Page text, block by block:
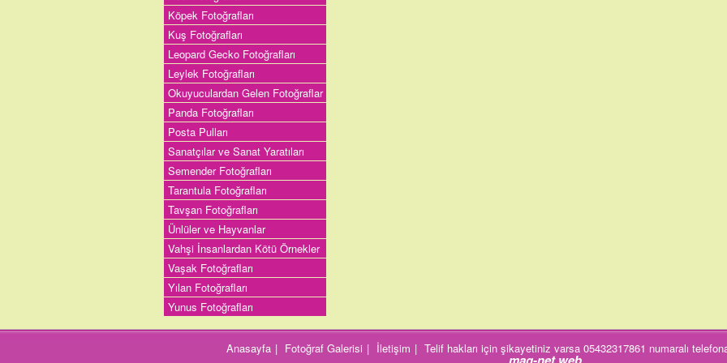
Köpek Fotoğrafları
Kuş Fotoğrafları
Leopard Gecko Fotoğrafları
Leylek Fotoğrafları
Okuyuculardan Gelen Fotoğraflar
Panda Fotoğrafları
Posta Pulları
Sanatçılar ve Sanat Yaratıları
Semender Fotoğrafları
Tarantula Fotoğrafları
Tavşan Fotoğrafları
Ünlüler ve Hayvanlar
Vahşi İnsanlardan Kötü Örnekler
Vaşak Fotoğrafları
Yılan Fotoğrafları
Yunus Fotoğrafları
Anasayfa | Fotoğraf Galerisi | İletişim | Telif hakları için şikayetiniz varsa 05432317861 numaralı